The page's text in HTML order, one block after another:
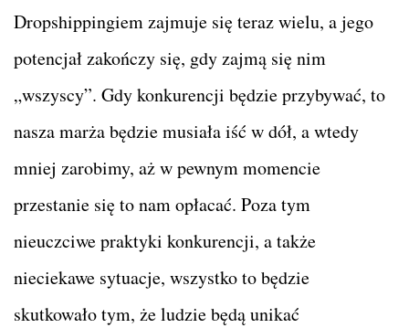
Dropshippingiem zajmuje się teraz wielu, a jego
potencjał zakończy się, gdy zajmą się nim
„wszyscy”. Gdy konkurencji będzie przybywać, to
nasza marża będzie musiała iść w dół, a wtedy
mniej zarobimy, aż w pewnym momencie
przestanie się to nam opłacać. Poza tym
nieuczciwe praktyki konkurencji, a także
nieciekawe sytuacje, wszystko to będzie
skutkowało tym, że ludzie będą unikać